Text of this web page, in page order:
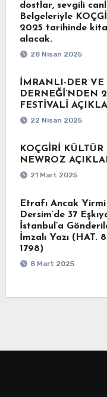
dostlar, sevgili
Belgeleriyle
2025 tarihinde
alacak.
28 Nisan 2025
İMRANLI-DER VE
DERNEĞİ’NDEN
FESTİVALİ
22 Nisan 2025
KOÇGİRİ
NEWROZ
21 Mart 2025
Etrafı Ancak Yirmi
Dersim’de 37
İstanbul’a
İmzalı Yazı (HAT.
1798)
8 Mart 2025